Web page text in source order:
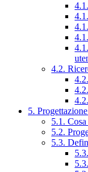
4.2.
5.
5.1.
5.2.
5.3.